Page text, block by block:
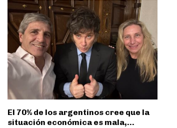
El 70% de los argentinos cree que la
situación económica es mala,...